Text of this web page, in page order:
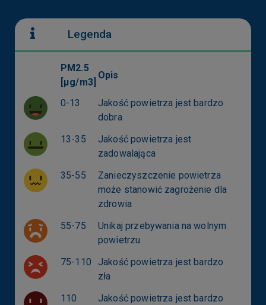
Legenda
PM2.5
[µg/m3]
Opis
0-13
Jakość powietrza jest bardzo
dobra
13-35
Jakość powietrza jest
zadowalająca
35-55
Zanieczyszczenie powietrza
może stanowić zagrożenie dla
zdrowia
55-75
Unikaj przebywania na wolnym
powietrzu
75-110
Jakość powietrza jest bardzo
zła
110
Jakość powietrza jest bardzo